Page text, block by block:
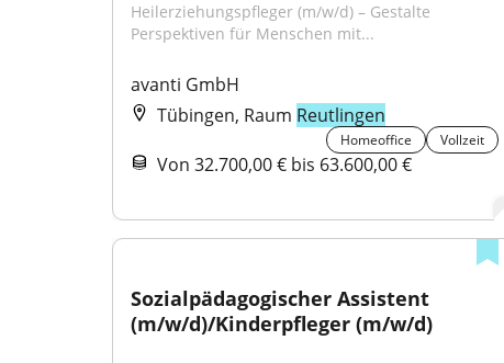
Heilerziehungspfleger (m/w/d) – Gestalte
Perspektiven für Menschen mit...
avanti GmbH
Tübingen, Raum Reutlingen
Homeoffice Vollzeit
Von 32.700,00 € bis 63.600,00 €
Sozialpädagogischer Assistent
(m/w/d)/Kinderpfleger (m/w/d)